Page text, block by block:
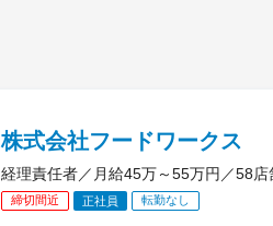
株式会社フードワークス
経理責任者／月給45万～55万円／58
締切間近 正社員 転勤なし